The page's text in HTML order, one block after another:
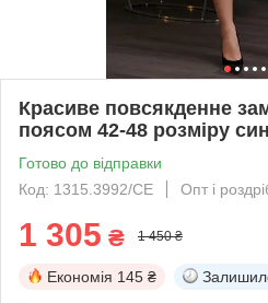
Красиве повсякденне
поясом 42-48 розміру
Готово до відправки
Код: 1315.3992/СЕ
Опт і
1 305 ₴ 1 450 ₴
Економія 145 ₴